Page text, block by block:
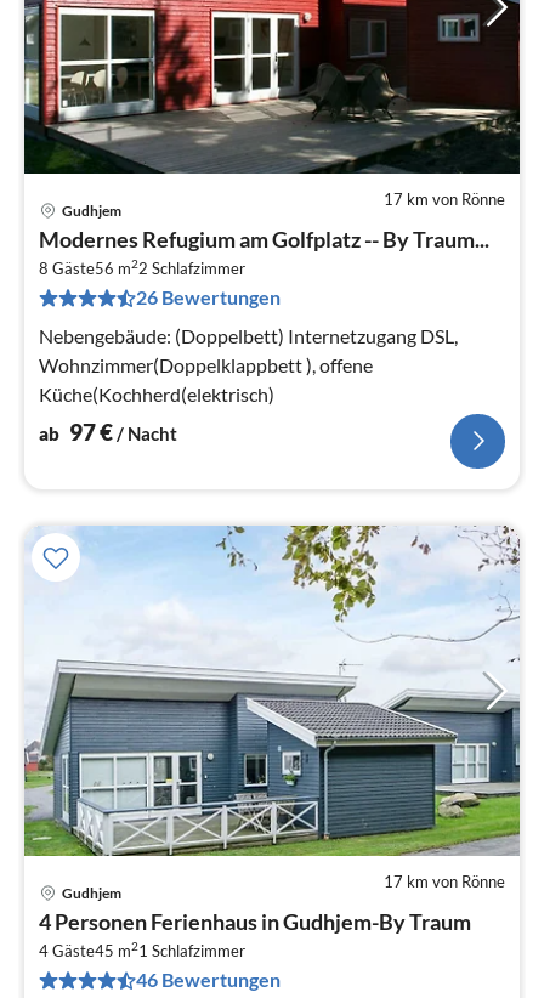
17 km von Rönne
Gudhjem
Modernes Refugium am Golfplatz -- By Traum...
8 Gäste56 m22 Schlafzimmer
26 Bewertungen
Nebengebäude: (Doppelbett) Internetzugang DSL,
Wohnzimmer(Doppelklappbett ), offene
Küche(Kochherd(elektrisch)
ab 97€ / Nacht
17 km von Rönne
Gudhjem
4 Personen Ferienhaus in Gudhjem-By Traum
4 Gäste45 m21 Schlafzimmer
46 Bewertungen